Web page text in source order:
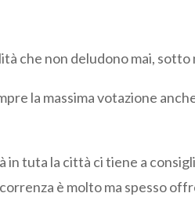
che non deludono mai,
la massima votazione
tuta la città ci tiene a
è molto ma spesso